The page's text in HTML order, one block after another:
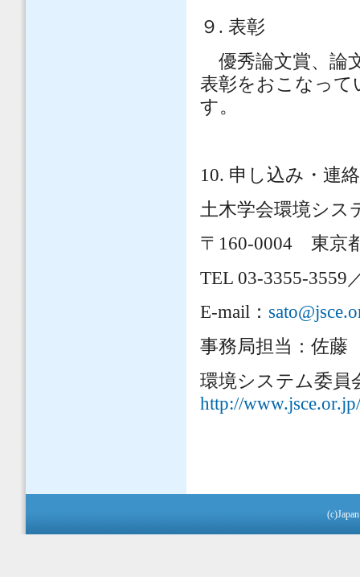
９. 表彰
優秀論文賞、論
表彰をおこなって
す。
10. 申し込み・連
土木学会環境シス
〒 160-0004 東京
TEL 03-3355-3559
E-mail ：
事務局担当：佐藤
環境システム委員
http://